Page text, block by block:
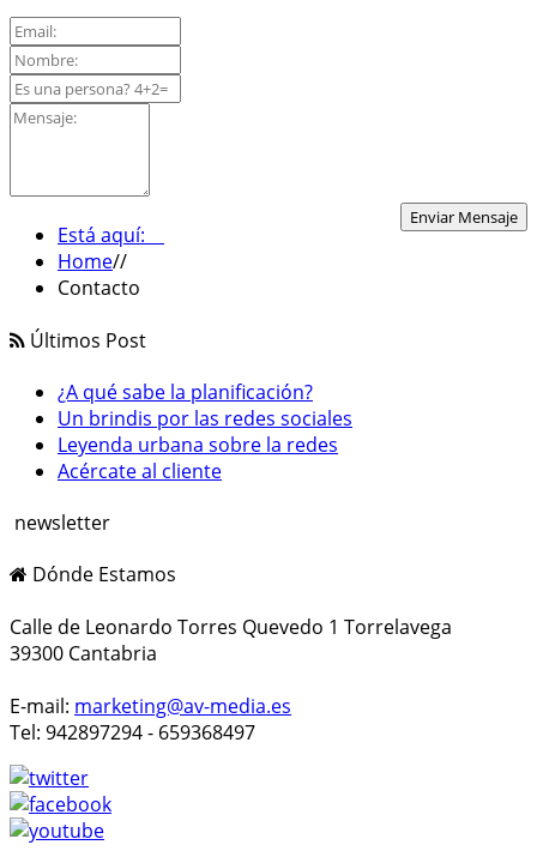
Está aquí:
Home//
Contacto
Últimos Post
¿A qué sabe la planificación?
Un brindis por las redes sociales
Leyenda urbana sobre la redes
Acércate al cliente
newsletter
Dónde Estamos
Calle de Leonardo Torres Quevedo 1 Torrelavega
39300 Cantabria
E-mail: marketing@av-media.es
Tel: 942897294 - 659368497